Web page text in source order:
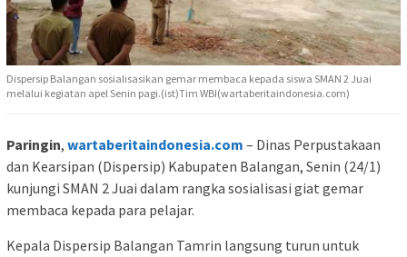
Dispersip Balangan sosialisasikan gemar membaca kepada siswa SMAN 2 Juai
melalui kegiatan apel Senin pagi.(ist)Tim WBI(wartaberitaindonesia.com)
Paringin, wartaberitaindonesia.com – Dinas Perpustakaan
dan Kearsipan (Dispersip) Kabupaten Balangan, Senin (24/1)
kunjungi SMAN 2 Juai dalam rangka sosialisasi giat gemar
membaca kepada para pelajar.
Kepala Dispersip Balangan Tamrin langsung turun untuk